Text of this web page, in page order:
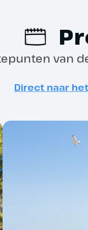
van
Direct naar
verkennen.
ophalen bij de
van de Walking
van Mallorca.